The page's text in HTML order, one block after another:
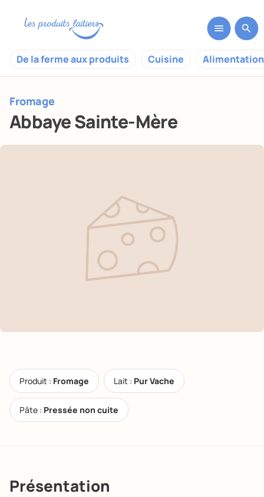
De la ferme aux produits Cuisine
Fromage
Abbaye Sainte-Mère
Produit : Fromage Lait : Pur Vache
Pâte : Pressée non cuite
Présentation